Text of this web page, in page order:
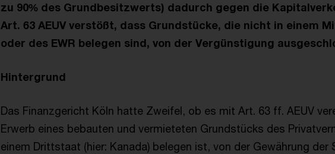
zu 90% des Grundbesitzwerts) dadurch gegen die
Art. 63 AEUV verstößt, dass Grundstücke, die nicht in einem
oder des EWR belegen sind, von der Vergünstigung
Hintergrund
Das Finanzgericht Köln hatte Zweifel, ob es mit Art. 63 ff. AEUV
Erwerb eines bebauten und vermieteten Grundstücks des
einem Drittstaat (hier: Kanada) belegen ist, von der Gewährung der